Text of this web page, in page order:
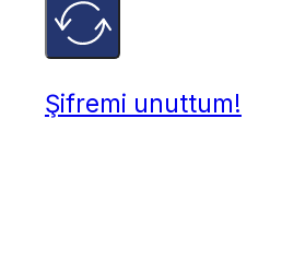
Şifremi unuttum!